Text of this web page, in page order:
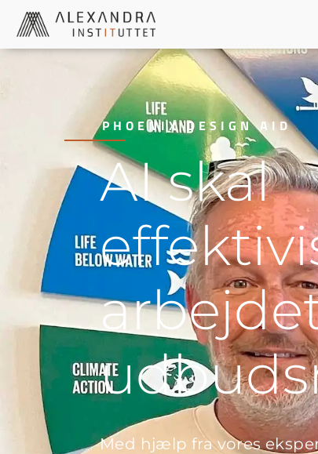
PHOENIX DESIGN AID
AI skal
Med hjælp fra vores